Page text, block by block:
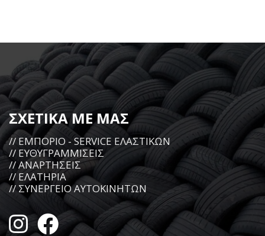
ΣΧΕΤΙΚΑ ΜΕ ΜΑΣ
// ΕΜΠΟΡΙΟ - SERVICE ΕΛΑΣΤΙΚΩΝ
// ΕΥΘΥΓΡΑΜΜΙΣΕΙΣ
// ΑΝΑΡΤΗΣΕΙΣ
// ΕΛΑΤΗΡΙΑ
// ΣΥΝΕΡΓΕΙΟ ΑΥΤΟΚΙΝΗΤΩΝ